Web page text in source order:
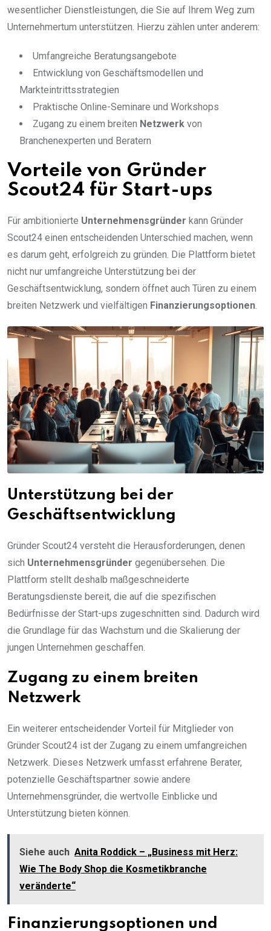
wesentlicher Dienstleistungen, die Sie auf Ihrem Weg zum
Unternehmertum unterstützen. Hierzu zählen unter anderem:
Umfangreiche Beratungsangebote
Entwicklung von Geschäftsmodellen und
Markteintrittsstrategien
Praktische Online-Seminare und Workshops
Zugang zu einem breiten Netzwerk von
Branchenexperten und Beratern
Vorteile von Gründer
Scout24 für Start-ups
Für ambitionierte Unternehmensgründer kann Gründer
Scout24 einen entscheidenden Unterschied machen, wenn
es darum geht, erfolgreich zu gründen. Die Plattform bietet
nicht nur umfangreiche Unterstützung bei der
Geschäftsentwicklung, sondern öffnet auch Türen zu einem
breiten Netzwerk und vielfältigen Finanzierungsoptionen.
Unterstützung bei der
Geschäftsentwicklung
Gründer Scout24 versteht die Herausforderungen, denen
sich Unternehmensgründer gegenübersehen. Die
Plattform stellt deshalb maßgeschneiderte
Beratungsdienste bereit, die auf die spezifischen
Bedürfnisse der Start-ups zugeschnitten sind. Dadurch wird
die Grundlage für das Wachstum und die Skalierung der
jungen Unternehmen geschaffen.
Zugang zu einem breiten
Netzwerk
Ein weiterer entscheidender Vorteil für Mitglieder von
Gründer Scout24 ist der Zugang zu einem umfangreichen
Netzwerk. Dieses Netzwerk umfasst erfahrene Berater,
potenzielle Geschäftspartner sowie andere
Unternehmensgründer, die wertvolle Einblicke und
Unterstützung bieten können.
Siehe auch Anita Roddick – „Business mit Herz:
Wie The Body Shop die Kosmetikbranche
veränderte“
Finanzierungsoptionen und